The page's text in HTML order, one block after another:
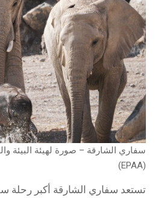
سفاري الشارقة – صورة لهيئة البيئة
(EPAA)
تستعد سفاري الشارقة أكبر رحلة